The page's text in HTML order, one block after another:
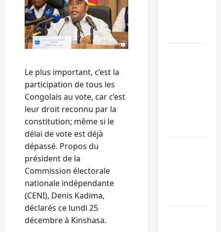
Le plus important, c’est la
participation de tous les
Congolais au vote, car c’est
leur droit reconnu par la
constitution; même si le
délai de vote est déjà
dépassé. Propos du
président de la
Commission électorale
nationale indépendante
(CENI), Denis Kadima,
déclarés ce lundi 25
décembre à Kinshasa.